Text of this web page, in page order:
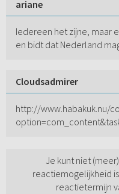
ariane
Iedereen het zijne, maar
en bidt dat Nederland
Cloudsadmirer
http://www.habakuk.nu/
Je kunt niet
reactiemogelijkheid is
reactietermijn